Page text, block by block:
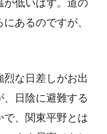
が低いはず。道の
あるのですが、
な日差しがお出
日陰に避難する
で、関東平野とは